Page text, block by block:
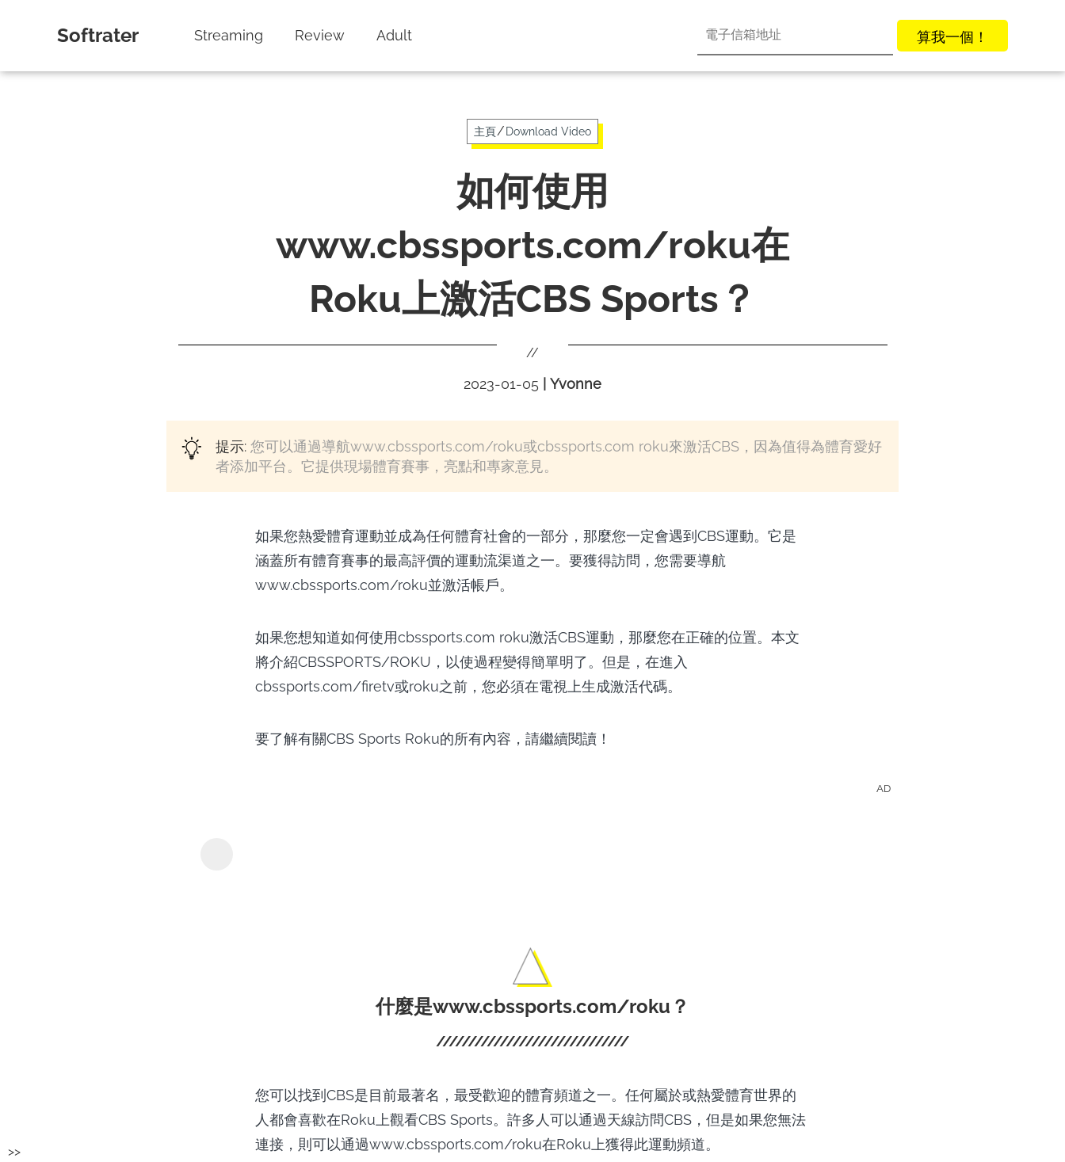
Softrater Streaming Review Adult 算我一個！
>>
主頁/ Download Video
如何使用
www.cbssports.com/roku在
Roku上激活CBS Sports？
//
2023-01-05 Yvonne
提示: 您可以通過導航www.cbssports.com/roku或cbssports.com roku來激活CBS，因為值得為體育愛好
者添加平台。它提供現場體育賽事，亮點和專家意見。
如果您熱愛體育運動並成為任何體育社會的一部分，那麼您一定會遇到CBS運動。它是
涵蓋所有體育賽事的最高評價的運動流渠道之一。要獲得訪問，您需要導航
www.cbssports.com/roku並激活帳戶。
如果您想知道如何使用cbssports.com roku激活CBS運動，那麼您在正確的位置。本文
將介紹CBSSPORTS/ROKU，以使過程變得簡單明了。但是，在進入
cbssports.com/firetv或roku之前，您必須在電視上生成激活代碼。
要了解有關CBS Sports Roku的所有內容，請繼續閱讀！
AD
什麼是www.cbssports.com/roku？
您可以找到CBS是目前最著名，最受歡迎的體育頻道之一。任何屬於或熱愛體育世界的
人都會喜歡在Roku上觀看CBS Sports。許多人可以通過天線訪問CBS，但是如果您無法
連接，則可以通過www.cbssports.com/roku在Roku上獲得此運動頻道。